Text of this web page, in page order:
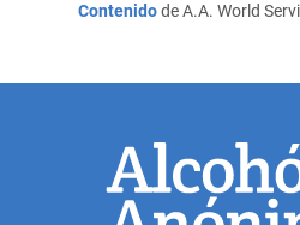
Contenidode A.A. World